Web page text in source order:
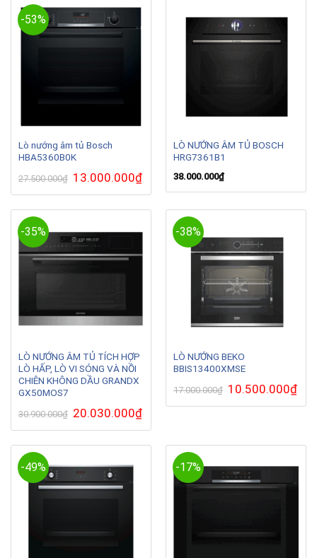
-53%
Lò nướng âm tủ Bosch
HBA5360B0K
27.500.000₫ Giá
gốc
là:
13.000.000₫Giá
hiện
tại
13.000.000₫.
LÒ NƯỚNG ÂM TỦ BOSCH
HRG7361B1
38.000.000₫
-35%
LÒ NƯỚNG ÂM TỦ TÍCH HỢP
LÒ HẤP, LÒ VI SÓNG VÀ NỒI
CHIÊN KHÔNG DẦU GRANDX
GX50MOS7
30.900.000₫ Giá
gốc
là:
20.030.000₫Giá
hiện
tại
20.030.000₫.
-38%
LÒ NƯỚNG BEKO
BBIS13400XMSE
17.000.000₫ Giá
gốc
là:
10.500.000₫Giá
hiện
tại
-49% -17%